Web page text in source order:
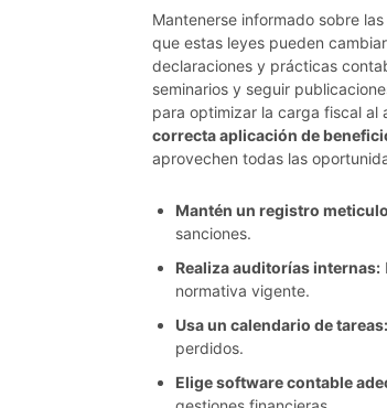
Mantenerse informado sobre
que estas leyes pueden
declaraciones y prácticas
seminarios y seguir
para optimizar la carga fiscal al
correcta aplicación de
aprovechen todas las
Mantén un registro
sanciones.
Realiza auditorías internas:
normativa vigente.
Usa un calendario de tareas:
perdidos.
Elige software contable